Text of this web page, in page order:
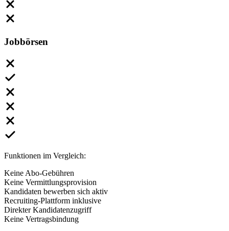
Jobbörsen
Funktionen im Vergleich:
Keine Abo-Gebühren
Keine Vermittlungsprovision
Kandidaten bewerben sich aktiv
Recruiting-Plattform inklusive
Direkter Kandidatenzugriff
Keine Vertragsbindung